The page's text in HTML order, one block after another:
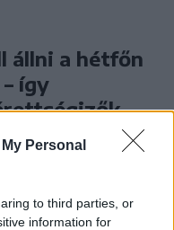
Personal
to third parties, or
information for
állni a hétfőn
így